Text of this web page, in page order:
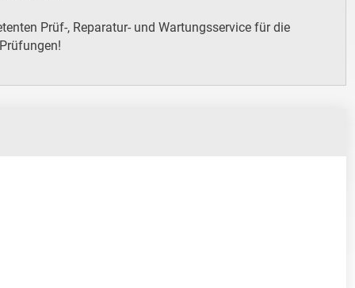
Prüf-, Reparatur- und Wartungsservice für die